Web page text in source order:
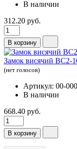
В наличии
312.20 руб.
В корзину
Замок висячий
(нет голосов)
Артикул: 00-
В наличии
668.40 руб.
В корзину